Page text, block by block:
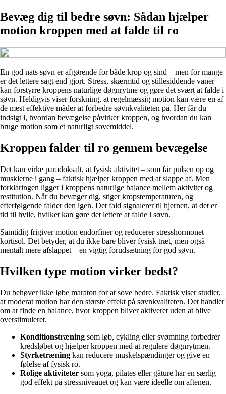
Bevæg dig til bedre søvn: Sådan hjælper
motion kroppen med at falde til ro
En god nats søvn er afgørende for både krop og sind – men for mange
er det lettere sagt end gjort. Stress, skærmtid og stillesiddende vaner
kan forstyrre kroppens naturlige døgnrytme og gøre det svært at falde i
søvn. Heldigvis viser forskning, at regelmæssig motion kan være en af
de mest effektive måder at forbedre søvnkvaliteten på. Her får du
indsigt i, hvordan bevægelse påvirker kroppen, og hvordan du kan
bruge motion som et naturligt sovemiddel.
Kroppen falder til ro gennem bevægelse
Det kan virke paradoksalt, at fysisk aktivitet – som får pulsen op og
musklerne i gang – faktisk hjælper kroppen med at slappe af. Men
forklaringen ligger i kroppens naturlige balance mellem aktivitet og
restitution. Når du bevæger dig, stiger kropstemperaturen, og
efterfølgende falder den igen. Det fald signalerer til hjernen, at det er
tid til hvile, hvilket kan gøre det lettere at falde i søvn.
Samtidig frigiver motion endorfiner og reducerer stresshormonet
kortisol. Det betyder, at du ikke bare bliver fysisk træt, men også
mentalt mere afslappet – en vigtig forudsætning for god søvn.
Hvilken type motion virker bedst?
Du behøver ikke løbe maraton for at sove bedre. Faktisk viser studier,
at moderat motion har den største effekt på søvnkvaliteten. Det handler
om at finde en balance, hvor kroppen bliver aktiveret uden at blive
overstimuleret.
Konditionstræning som løb, cykling eller svømning forbedrer
kredsløbet og hjælper kroppen med at regulere døgnrytmen.
Styrketræning kan reducere muskelspændinger og give en
følelse af fysisk ro.
Rolige aktiviteter som yoga, pilates eller gåture har en særlig
god effekt på stressniveauet og kan være ideelle om aftenen.